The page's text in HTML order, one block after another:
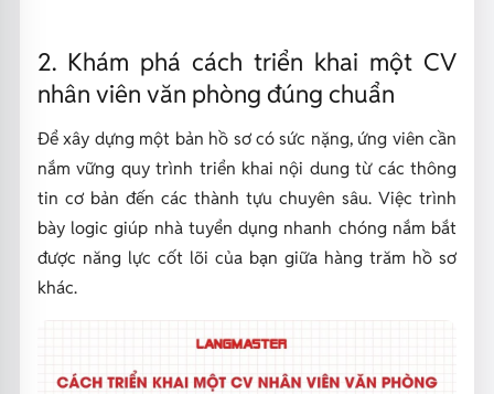
2. Khám phá cách triển khai một CV
nhân viên văn phòng đúng chuẩn
Để xây dựng một bản hồ sơ có sức nặng, ứng viên cần
nắm vững quy trình triển khai nội dung từ các thông
tin cơ bản đến các thành tựu chuyên sâu. Việc trình
bày logic giúp nhà tuyển dụng nhanh chóng nắm bắt
được năng lực cốt lõi của bạn giữa hàng trăm hồ sơ
khác.